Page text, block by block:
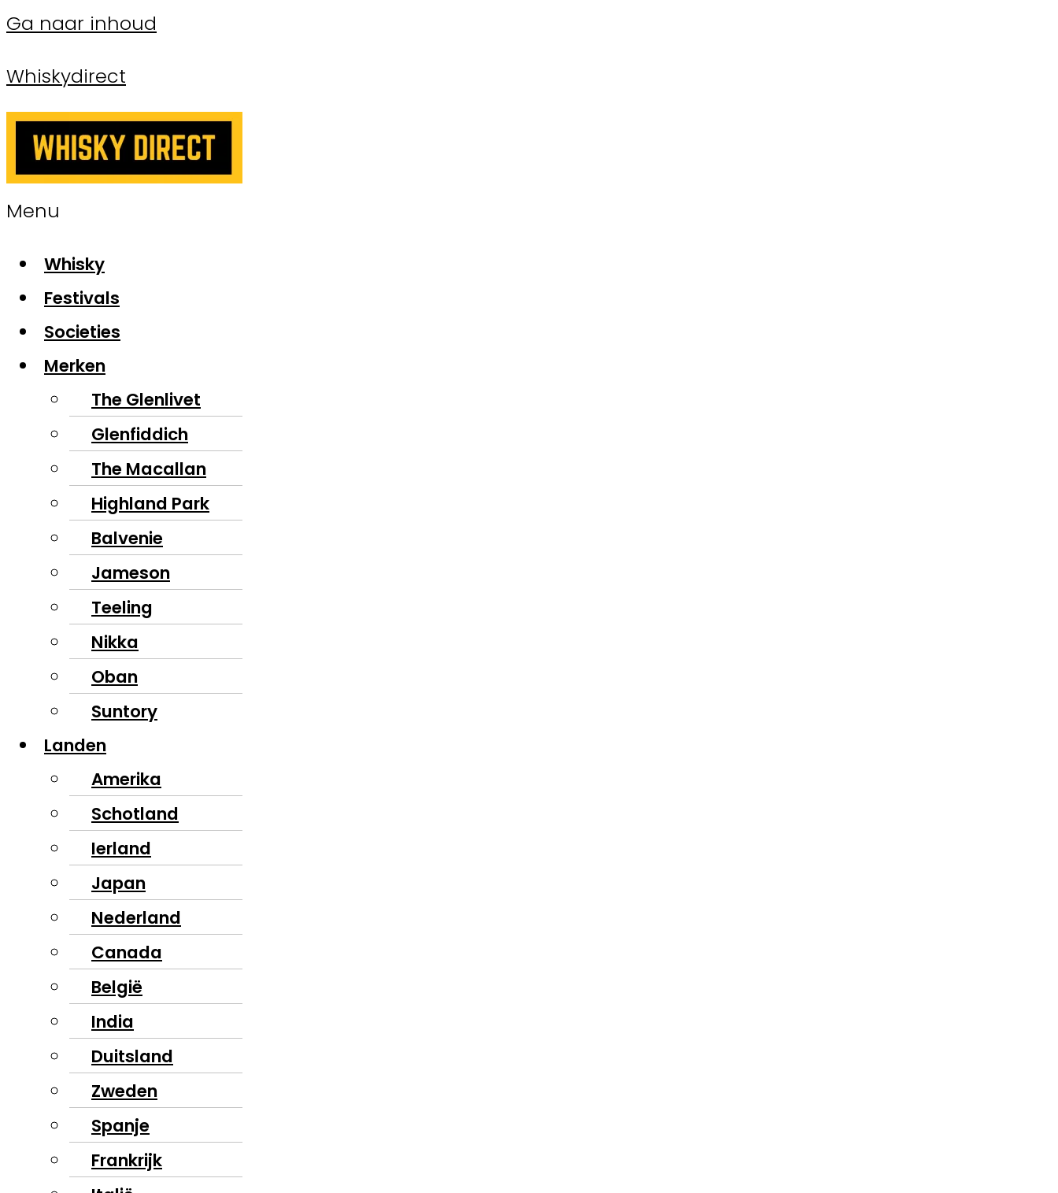
Ga naar inhoud
Whiskydirect
Menu
Whisky
Festivals
Societies
Merken
The Glenlivet
Glenfiddich
The Macallan
Highland Park
Balvenie
Jameson
Teeling
Nikka
Oban
Suntory
Landen
Amerika
Schotland
Ierland
Japan
Nederland
Canada
België
India
Duitsland
Zweden
Spanje
Frankrijk